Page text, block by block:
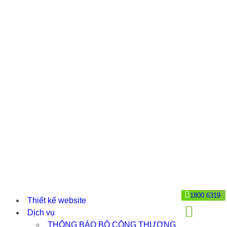
Thiết kế website
Dịch vụ
THÔNG BÁO BỘ CÔNG THƯƠNG
1800 6319